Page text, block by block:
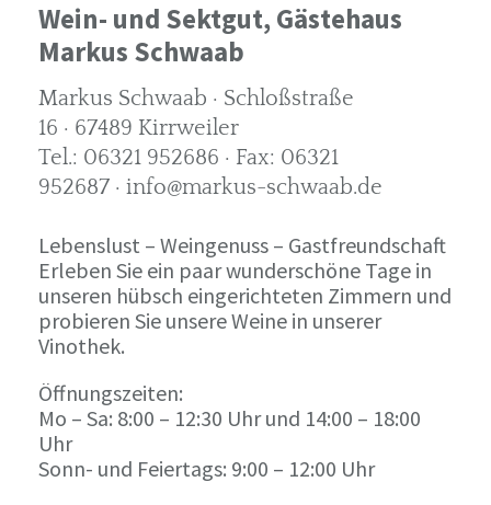
Wein- und Sektgut, Gästehaus
Markus Schwaab
Markus Schwaab · Schloßstraße
16 · 67489 Kirrweiler
Tel.: 06321 952686 · Fax: 06321
952687 · info@markus-schwaab.de
Lebenslust – Weingenuss – Gastfreundschaft
Erleben Sie ein paar wunderschöne Tage in
unseren hübsch eingerichteten Zimmern und
probieren Sie unsere Weine in unserer
Vinothek.
Öffnungszeiten:
Mo – Sa: 8:00 – 12:30 Uhr und 14:00 – 18:00
Uhr
Sonn- und Feiertags: 9:00 – 12:00 Uhr